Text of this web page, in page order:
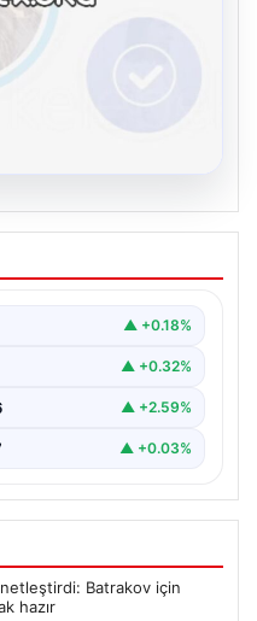
Çevrim içi
Ve Sohbet
bir tarzda irtibat kurması
▲ +0.18%
▲ +0.32%
▲ +2.59%
▲ +0.03%
netleştirdi: Batrakov için
hazır